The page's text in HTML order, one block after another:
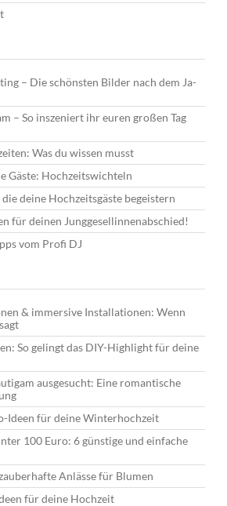
– Die schönsten Bilder nach dem Ja-
– So inszeniert ihr euren großen Tag
Was du wissen musst
Gäste: Hochzeitswichteln
deine Hochzeitsgäste begeistern
für deinen Junggesellinnenabschied!
vom Profi DJ
& immersive Installationen: Wenn
So gelingt das DIY-Highlight für deine
ausgesucht: Eine romantische
Ideen für deine Winterhochzeit
100 Euro: 6 günstige und einfache
Anlässe für Blumen
für deine Hochzeit